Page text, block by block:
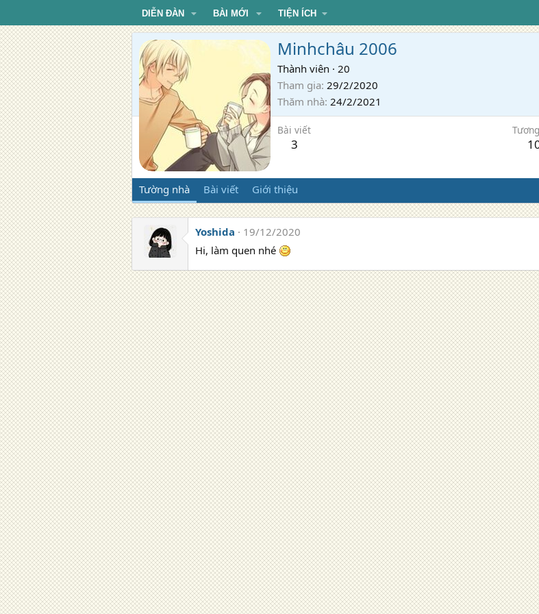
DIỄN ĐÀN BÀI MỚI TIỆN ÍCH
Minhchâu 2006
Thành viên · 20
Tham gia 29/2/2020
Thăm nhà 24/2/2021
Bài viết
3
Tường nhà Bài viết Giới thiệu
Yoshida
19/12/2020
Hi, làm quen nhé